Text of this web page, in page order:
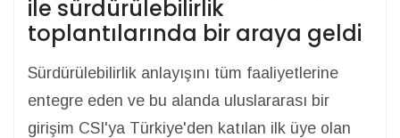
ile sürdürülebilirlik
toplantılarında bir araya geldi
Sürdürülebilirlik anlayışını tüm faaliyetlerine
entegre eden ve bu alanda uluslararası bir
girişim CSI'ya Türkiye'den katılan ilk üye olan